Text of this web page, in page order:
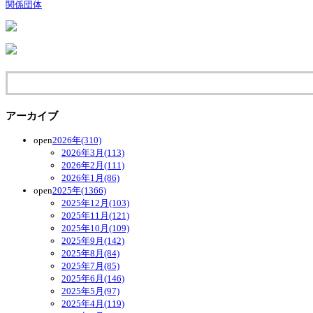
関係団体
アーカイブ
open2026年(310)
2026年3月(113)
2026年2月(111)
2026年1月(86)
open2025年(1366)
2025年12月(103)
2025年11月(121)
2025年10月(109)
2025年9月(142)
2025年8月(84)
2025年7月(85)
2025年6月(146)
2025年5月(97)
2025年4月(119)